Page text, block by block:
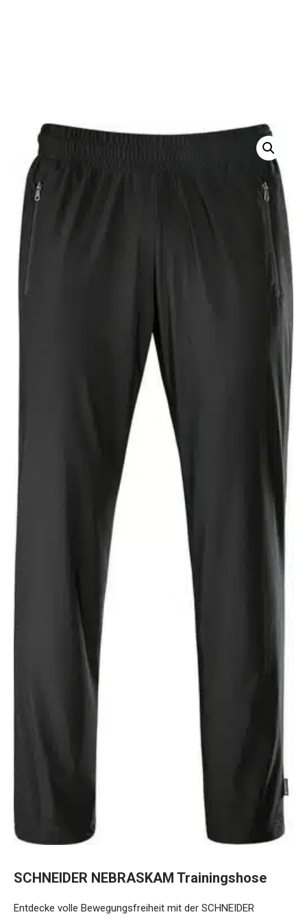
Entdecke volle Bewegungsfreiheit mit der SCHNEIDER
Material, elastischem Bund und Reißverschlusstaschen ist